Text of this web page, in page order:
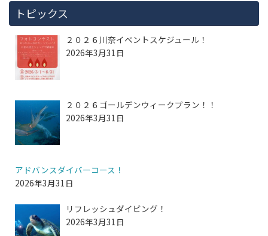
トピックス
２０２６川奈イベントスケジュール！
2026年3月31日
２０２６ゴールデンウィークプラン！！
2026年3月31日
アドバンスダイバーコース！
2026年3月31日
リフレッシュダイビング！
2026年3月31日